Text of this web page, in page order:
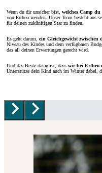
Wenn du dir unsicher bist, welches Camp
von Ertheo wenden. Unser Team besteht aus
für deinen zukünftigen Star zu finden.
Es geht darum, ein Gleichgewicht
Niveau des Kindes und dem verfügbaren
das all deinen Erwartungen gerecht wird.
Und das Beste daran ist, dass wir bei Ertheo
Unterstütze dein Kind auch im Winter dabei,